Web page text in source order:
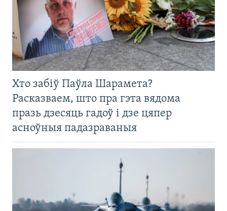
Хто забіў Паўла Шарамета?
Расказваем, што пра гэта вядома
празь дзесяць гадоў і дзе цяпер
асноўныя падазраваныя